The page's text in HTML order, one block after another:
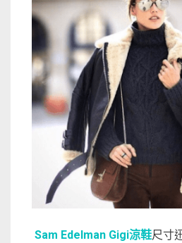
Sam Edelman Gigi涼鞋尺寸